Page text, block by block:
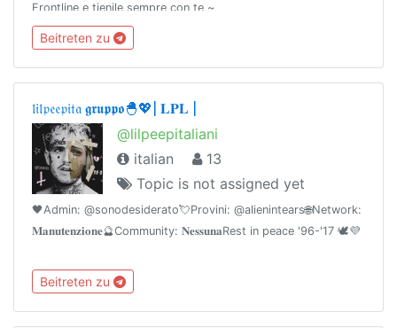
Frontline e tienile sempre con te ~
Beitreten zu
𝔩𝔦𝔩𝔭𝔢𝔢𝔭𝔦𝔱𝔞 𝖌𝖗𝖚𝖕𝖕𝖔🐣💖| 𝐋𝐏𝐋 |
@lilpeepitaliani
italian
13
Topic is not assigned yet
🖤Admin: @sonodesiderato💘Provini: @alienintears🌐Network:
𝐌𝐚𝐧𝐮𝐭𝐞𝐧𝐳𝐢𝐨𝐧𝐞🔮Community: 𝐍𝐞𝐬𝐬𝐮𝐧𝐚Rest in peace '96-'17 🕊💜
Beitreten zu